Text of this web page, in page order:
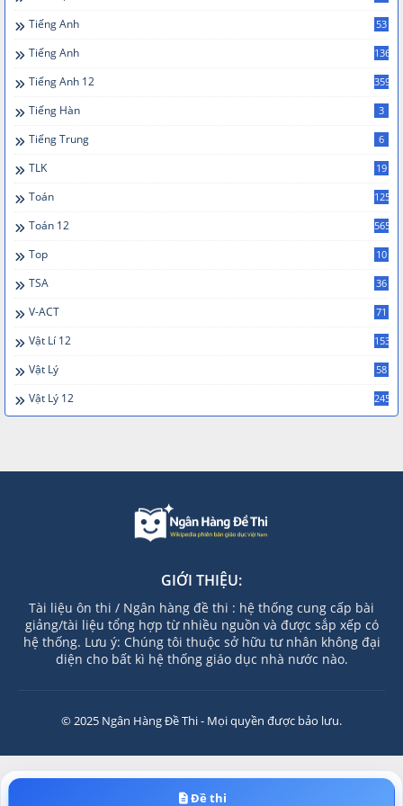
Tiếng Anh 53
Tiếng Anh 136
Tiếng Anh 12 359
Tiếng Hàn 3
Tiếng Trung 6
TLK 19
Toán 125
Toán 12 565
Top 10
TSA 36
V-ACT 71
Vật Lí 12 153
Vật Lý 58
Vật Lý 12 245
GIỚI THIỆU:
Tài liệu ôn thi / Ngân hàng đề thi : hệ thống cung cấp bài
giảng/tài liệu tổng hợp từ nhiều nguồn và được sắp xếp có
hệ thống. Lưu ý: Chúng tôi thuộc sở hữu tư nhân không đại
diện cho bất kì hệ thống giáo dục nhà nước nào.
© 2025 Ngân Hàng Đề Thi - Mọi quyền được bảo lưu.
Đề thi